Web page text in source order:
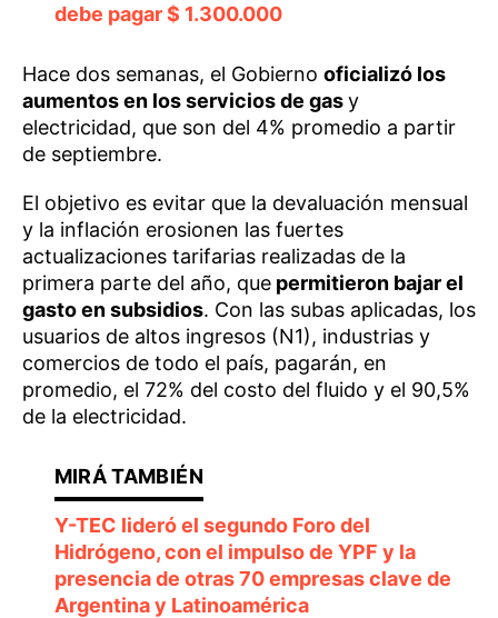
debe pagar $ 1.300.000
Hace dos semanas, el Gobierno oficializó los
aumentos en los servicios de gasy
electricidad, que son del 4% promedio a partir
de septiembre.
El objetivo es evitar que la devaluación mensual
y la inflación erosionen las fuertes
actualizaciones tarifarias realizadas de la
primera parte del año, que permitieron bajar el
gasto en subsidios. Con las subas aplicadas, los
usuarios de altos ingresos (N1), industrias y
comercios de todo el país, pagarán, en
promedio, el 72% del costo del fluido y el 90,5%
de la electricidad.
Y-TEC lideró el segundo Foro del
Hidrógeno, con el impulso de YPF y la
presencia de otras 70 empresas clave de
Argentina y Latinoamérica